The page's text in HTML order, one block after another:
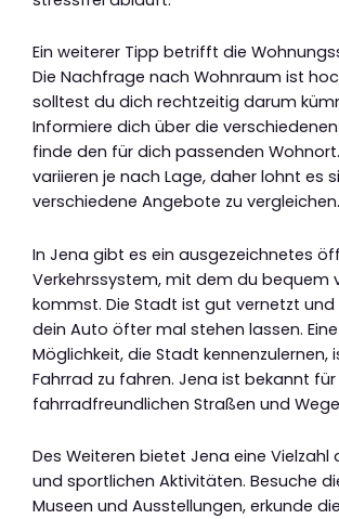
Ein weiterer Tipp betrifft die
Die Nachfrage nach Wohnraum ist
solltest du dich rechtzeitig darum
Informiere dich über die
finde den für dich passenden
variieren je nach Lage, daher lohnt es
verschiedene Angebote zu vergleichen.
In Jena gibt es ein ausgezeichnetes
Verkehrssystem, mit dem du bequem
kommst. Die Stadt ist gut vernetzt und
dein Auto öfter mal stehen lassen.
Möglichkeit, die Stadt kennenzulernen,
Fahrrad zu fahren. Jena ist bekannt für
fahrradfreundlichen Straßen und
Des Weiteren bietet Jena eine Vielzahl
und sportlichen Aktivitäten. Besuche
Museen und Ausstellungen, erkunde